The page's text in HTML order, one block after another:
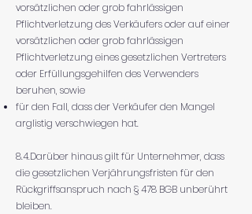
vorsätzlichen oder grob fahrlässigen
Pflichtverletzung des Verkäufers oder auf einer
vorsätzlichen oder grob fahrlässigen
Pflichtverletzung eines gesetzlichen Vertreters
oder Erfüllungsgehilfen des Verwenders
beruhen, sowie
für den Fall, dass der Verkäufer den Mangel
arglistig verschwiegen hat.
8.4.Darüber hinaus gilt für Unternehmer, dass
die gesetzlichen Verjährungsfristen für den
Rückgriffsanspruch nach § 478 BGB unberührt
bleiben.